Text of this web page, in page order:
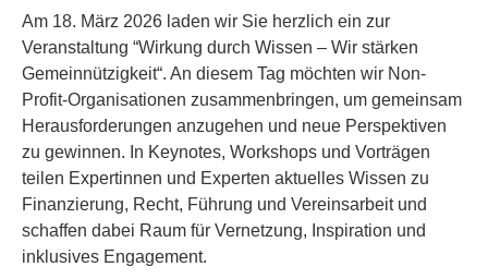
Am 18. März 2026 laden wir Sie herzlich ein zur
Veranstaltung “Wirkung durch Wissen – Wir stärken
Gemeinnützigkeit“. An diesem Tag möchten wir Non-
Profit-Organisationen zusammenbringen, um gemeinsam
Herausforderungen anzugehen und neue Perspektiven
zu gewinnen. In Keynotes, Workshops und Vorträgen
teilen Expertinnen und Experten aktuelles Wissen zu
Finanzierung, Recht, Führung und Vereinsarbeit und
schaffen dabei Raum für Vernetzung, Inspiration und
inklusives Engagement.